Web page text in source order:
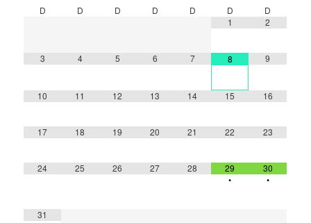
D
D D D D D
D
1
2
3 4 5 6 7 8 9
10 11 12 13 14 15 16
17 18 19 20 21 22 23
24 25 26 27 28 29
•
30
•
31